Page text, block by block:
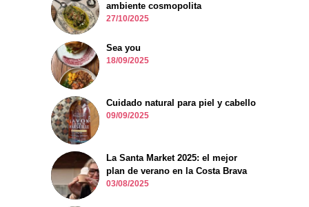
ambiente cosmopolita
27/10/2025
Sea you
18/09/2025
Cuidado natural para piel y cabello
09/09/2025
La Santa Market 2025: el mejor
plan de verano en la Costa Brava
03/08/2025